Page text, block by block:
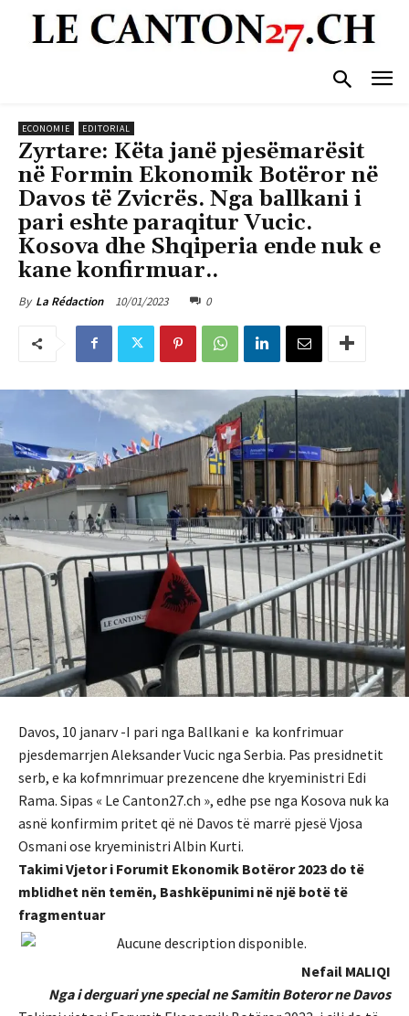
ECONOMIE EDITORIAL
Zyrtare: Këta janë pjesëmarësit
në Formin Ekonomik Botëror në
Davos të Zvicrës. Nga ballkani i
pari eshte paraqitur Vucic.
Kosova dhe Shqiperia ende nuk e
kane konfirmuar..
By La Rédaction 10/01/2023 0
Davos, 10 janarv -I pari nga Ballkani e ka konfrimuar
pjesdemarrjen Aleksander Vucic nga Serbia. Pas presidnetit
serb, e ka kofmnrimuar prezencene dhe kryeministri Edi
Rama. Sipas « Le Canton27.ch », edhe pse nga Kosova nuk ka
asnë konfirmim pritet që në Davos të marrë pjesë Vjosa
Osmani ose kryeministri Albin Kurti.
Takimi Vjetor i Forumit Ekonomik Botëror 2023 do të
mblidhet nën temën, Bashkëpunimi në një botë të
fragmentuar
Nefail MALIQI
Nga i derguari yne special ne Samitin Boteror ne Davos